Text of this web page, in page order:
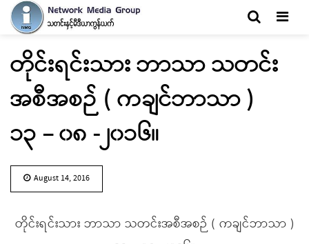
တိုင်းရင်းသား ဘာသာ သတင်း
အစီအစဉ် ( ကချင်ဘာသာ )
၁၃ – ၀၈ -၂၀၁၆။
August 14, 2016
တိုင်းရင်းသား ဘာသာ သတင်းအစီအစဉ် ( ကချင်ဘာသာ )